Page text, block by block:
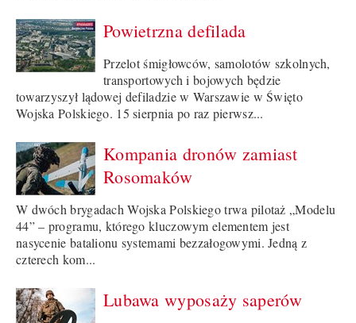
Powietrzna defilada
Przelot śmigłowców, samolotów szkolnych,
transportowych i bojowych będzie
towarzyszył lądowej defiladzie w Warszawie w Święto
Wojska Polskiego. 15 sierpnia po raz pierwsz...
Kompania dronów zamiast
Rosomaków
W dwóch brygadach Wojska Polskiego trwa pilotaż „Modelu
44” – programu, którego kluczowym elementem jest
nasycenie batalionu systemami bezzałogowymi. Jedną z
czterech kom...
Lubawa wyposaży saperów